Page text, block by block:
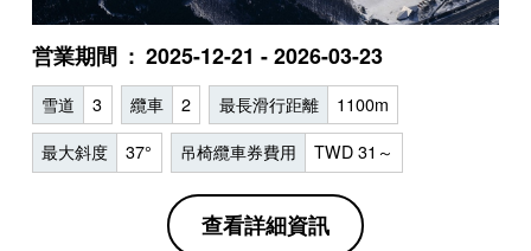
営業期間 2025-12-21 - 2026-03-23
雪道 3 纜車 2 最長滑行距離 1100m
最大斜度 37° 吊椅纜車券費用 TWD 31～
查看詳細資訊